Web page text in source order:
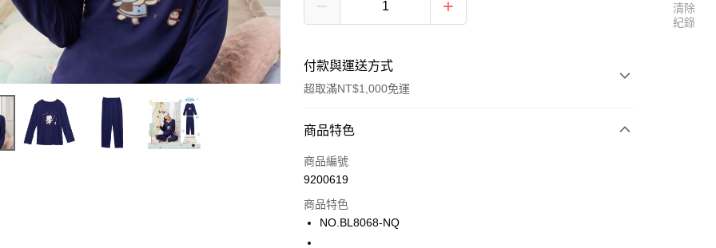
付款與運送方式
超取滿NT$1,000免運
付款方式
信用卡一次付款
LINE Pay
商品特色
商品編號
9200619
商品特色
NO.BL8068-NQ
清除
紀錄